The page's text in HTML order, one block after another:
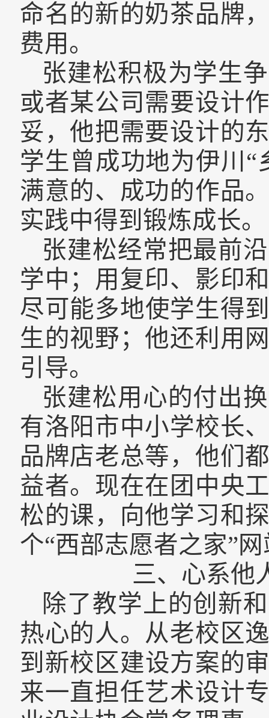
命名的新的奶茶品牌
费用。
张建松积极为学生
或者某公司需要设计
妥，他把需要设计的
学生曾成功地为伊川“
满意的、成功的作品
实践中得到锻炼成长。
张建松经常把最前
学中；用复印、影印
尽可能多地使学生得
生的视野；他还利用
引导。
张建松用心的付出
有洛阳市中小学校长
品牌店老总等， 他们
益者。现在在团中央
松的课，向他学习和
个“西部志愿者之家”
三、心系他
除了教学上的创新
热心的人。从老校区
到新校 区建设方案的
来一直担任艺术设计